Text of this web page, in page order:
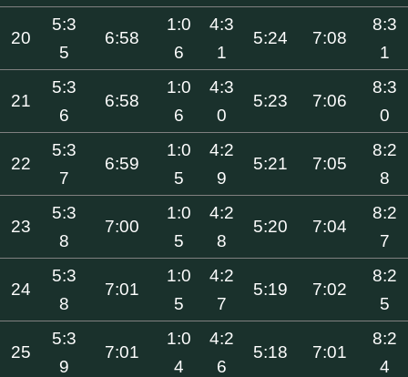
20
5:3
5
6:58
1:0
6
4:3
1
5:24 7:08
8:3
1
21
5:3
6
6:58
1:0
6
4:3
0
5:23 7:06
8:3
0
22
5:3
7
6:59
1:0
5
4:2
9
5:21 7:05
8:2
8
23
5:3
8
7:00
1:0
5
4:2
8
5:20 7:04
8:2
7
24
5:3
8
7:01
1:0
5
4:2
7
5:19 7:02
8:2
5
25
5:3
9
7:01
1:0
4
4:2
6
5:18 7:01
8:2
4